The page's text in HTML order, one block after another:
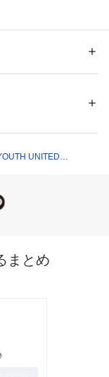
品を感じるダーク
ーの3色をご用
わせた夏らしいコ
どの閲覧環境によ
います。あらかじ
参照ください。
ご覧ください
UNITED